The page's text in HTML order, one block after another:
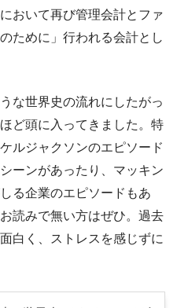
おいて再び管理会計とファ
ために」行われる会計とし
な世界史の流れにしたがっ
ど頭に入ってきました。特
ルジャクソンのエピソード
ーンがあったり、マッキン
る企業のエピソードもあ
読みで無い方はぜひ。過去
白く、ストレスを感じずに